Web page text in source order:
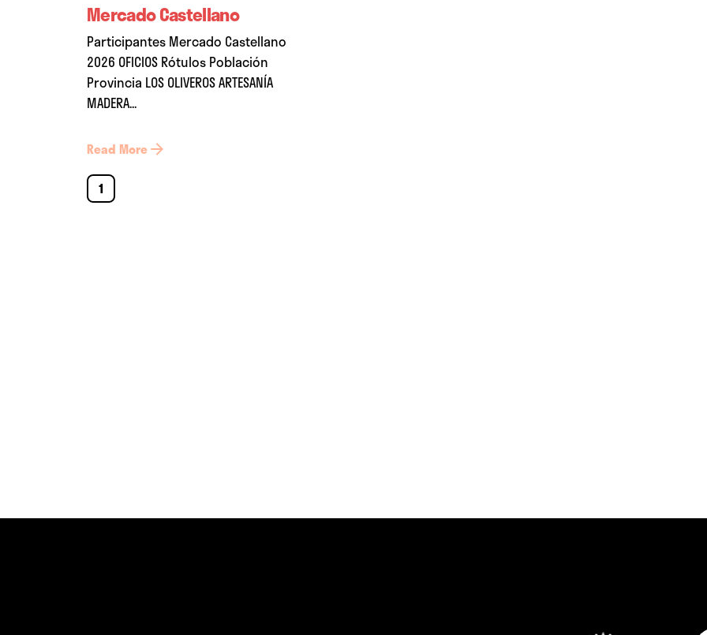
Mercado Castellano
Participantes Mercado Castellano
2026 OFICIOS Rótulos Población
Provincia LOS OLIVEROS ARTESANÍA
MADERA...
Read More
1